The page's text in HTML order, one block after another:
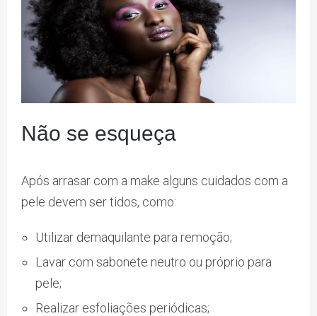
Não se esqueça
Após arrasar com a make alguns cuidados com a
pele devem ser tidos, como:
Utilizar demaquilante para remoção;
Lavar com sabonete neutro ou próprio para
pele;
Realizar esfoliações periódicas;